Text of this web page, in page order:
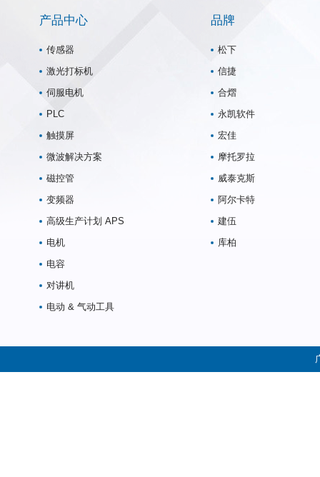
产品中心
传感器
激光打标机
伺服电机
PLC
触摸屏
微波解决方案
磁控管
变频器
高级生产计划 APS
电机
电容
对讲机
电动 & 气动工具
品牌
松下
信捷
合熠
永凯软件
宏佳
摩托罗拉
威泰克斯
阿尔卡特
建伍
库柏